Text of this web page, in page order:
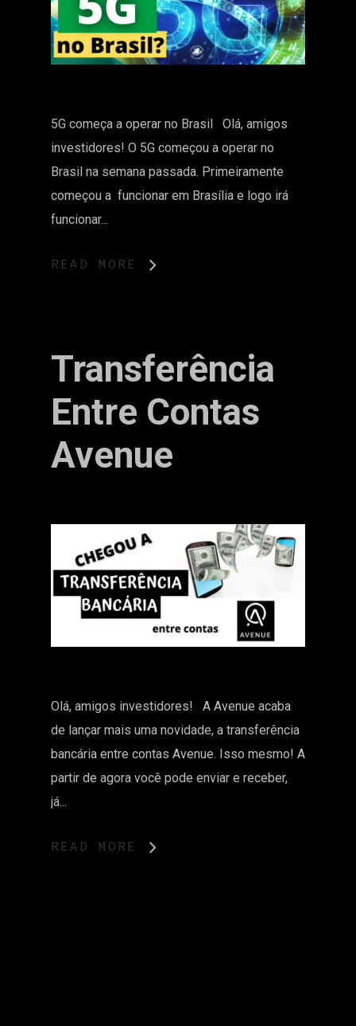
5G começa a operar no Brasil Olá, amigos
investidores! O 5G começou a operar no
Brasil na semana passada. Primeiramente
começou a funcionar em Brasília e logo irá
funcionar...
READ MORE
Transferência
Entre Contas
Avenue
Olá, amigos investidores! A Avenue acaba
de lançar mais uma novidade, a transferência
bancária entre contas Avenue. Isso mesmo! A
partir de agora você pode enviar e receber,
já...
READ MORE